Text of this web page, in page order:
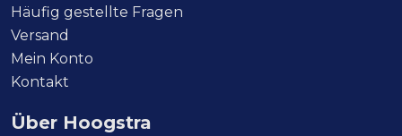
Häufig gestellte Fragen
Versand
Mein Konto
Kontakt
Über Hoogstra